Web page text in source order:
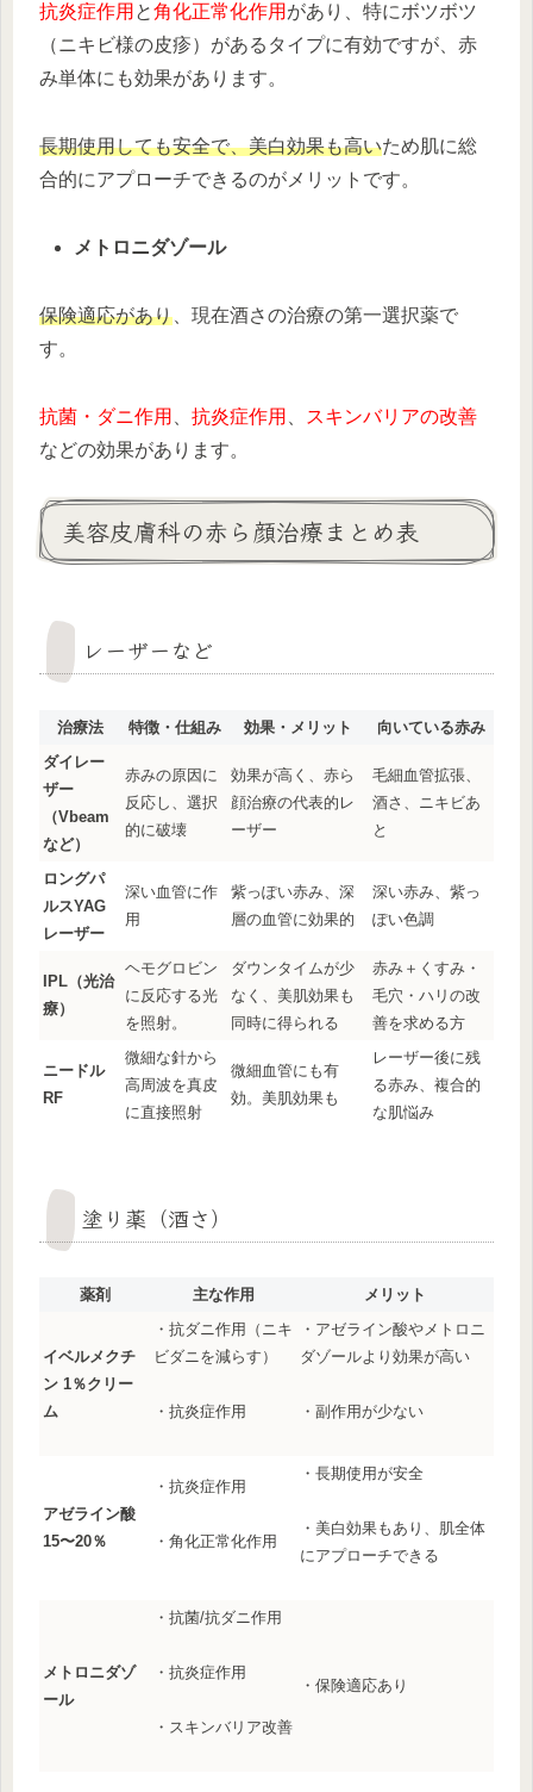
抗炎症作用 と角化正常化作用 があり、特にボツボツ
（ニキビ様の皮疹）があるタイプに有効ですが、赤
み単体にも効果があります。
長期使用しても安全で、美白効果も高いため肌に総
合的にアプローチできるのがメリットです。
メトロニダゾール
保険適応があり 、現在酒さの治療の第一選択薬で
す。
抗菌・ダニ作用 抗炎症作用
スキンバリアの改善
などの効果があります。
美容皮膚科の赤ら顔治療まとめ表
レーザーなど
治療法 特徴・仕組み 効果・メリット
向いている赤み
ダイレー
ザー
（Vbeam
など）
赤みの原因に
反応し、選択
的に破壊
効果が高く、赤ら
顔治療の代表的レ
ーザー
毛細血管拡張、
酒さ、ニキビあ
と
ロングパ
ルスYAG
レーザー
深い血管に作
用
紫っぽい赤み、深
層の血管に効果的
深い赤み、紫っ
ぽい色調
IPL（光治
療）
ヘモグロビン
に反応する光
を照射。
ダウンタイムが少
なく、美肌効果も
同時に得られる
赤み＋くすみ・
毛穴・ハリの改
善を求める方
ニードル
RF
微細な針から
高周波を真皮
に直接照射
微細血管にも有
効。美肌効果も
レーザー後に残
る赤み、複合的
な肌悩み
塗り薬（酒さ）
薬剤 主な作用 メリット
イベルメクチ
ン 1％クリー
ム
・抗ダニ作用（ニキ
ビダニを減らす）
・抗炎症作用
・アゼライン酸やメトロニ
ダゾールより効果が高い
・副作用が少ない
アゼライン酸
15〜20％
・抗炎症作用
・角化正常化作用
・長期使用が安全
・美白効果もあり、肌全体
にアプローチできる
メトロニダゾ
ール
・抗菌/抗ダニ作用
・抗炎症作用
・スキンバリア改善
・保険適応あり